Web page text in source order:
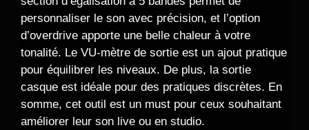
personnaliser le son avec précision, et l’option
d’overdrive apporte une belle chaleur à votre
tonalité. Le VU-mètre de sortie est un ajout pratique
pour équilibrer les niveaux. De plus, la sortie
casque est idéale pour des pratiques discrètes. En
somme, cet outil est un must pour ceux souhaitant
améliorer leur son live ou en studio.